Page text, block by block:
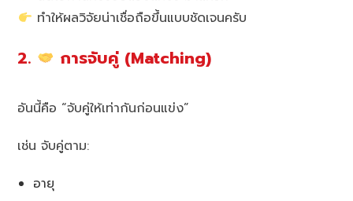
ทำให้ผลวิจัยน่าเชื่อถือขึ้นแบบชัดเจนครับ
2. การจับคู่ (Matching)
อันนี้คือ “จับคู่ให้เท่ากันก่อนแข่ง”
เช่น จับคู่ตาม:
อายุ